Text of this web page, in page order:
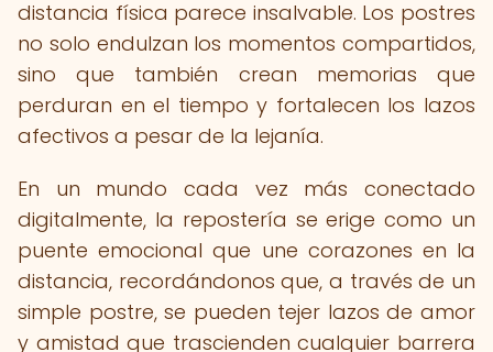
distancia física parece insalvable. Los postres
no solo endulzan los momentos compartidos,
sino que también crean memorias que
perduran en el tiempo y fortalecen los lazos
afectivos a pesar de la lejanía.
En un mundo cada vez más conectado
digitalmente, la repostería se erige como un
puente emocional que une corazones en la
distancia, recordándonos que, a través de un
simple postre, se pueden tejer lazos de amor
y amistad que trascienden cualquier barrera